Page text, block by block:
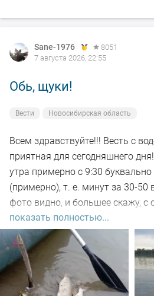
Sane-1976
8051
7 августа 2026, 22:55
Обь, щуки!
Вести Новосибирская область
Всем здравствуйте!!! Весть с
приятная для сегодняшнего
утра примерно с 9:30 буквально
(примерно), т. е. минут за 30-50
фото видно, и большее скажу, с
был рыбак, который рыбачил с
на остров на белую рыбу, а сам
корягам. Уже много написал)))).
долбил до вечера выхода не
произошло не которое событие.
показать полностью...